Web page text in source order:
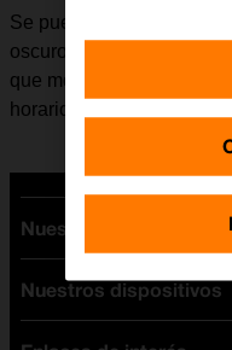
Se puede configurar la
oscuro y así poder
que molestar a los
horario de cambio de
Nuestras tarifas
Tarifas Orange
Tarifas fibra y móvil
Nuestros dispositivos